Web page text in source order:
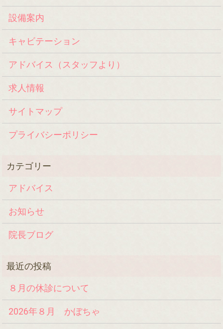
設備案内
キャビテーション
アドバイス（スタッフより）
求人情報
サイトマップ
プライバシーポリシー
アドバイス
お知らせ
院長ブログ
８月の休診について
2026年８月 かぼちゃ